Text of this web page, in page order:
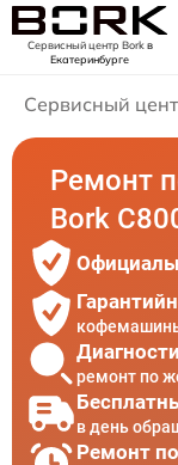
Сервисный центр Borkв
Екатеринбурге
Сервисный
Ремонт
Bork
ремонт по
в день
Ремонт